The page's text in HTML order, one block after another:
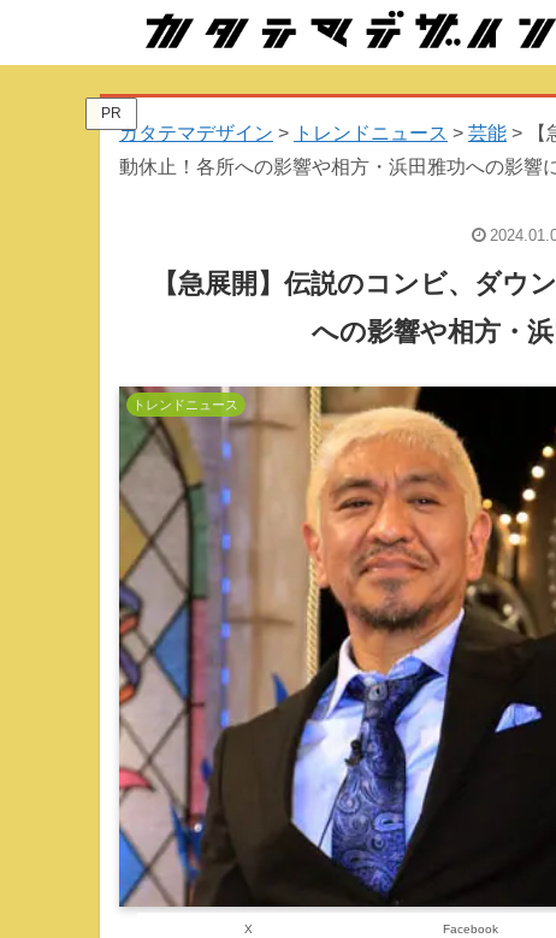
PR
カタテマデザイン > トレンドニュース > 芸能 >
動休止！各所への影響や相方・浜田雅功への影響
【急展開】伝説のコンビ、ダウ
への影響や相方・
トレンドニュース
X Facebook